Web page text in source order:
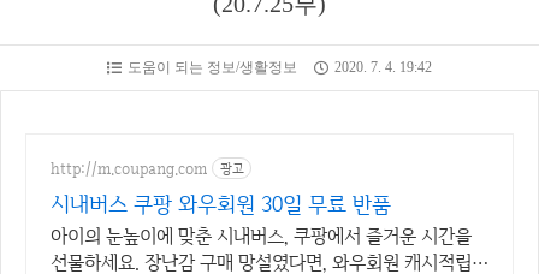
도움이 되는 정보/생활정보 2020. 7. 4. 19:42
http://m.coupang.com 광고
시내버스 쿠팡 와우회원 30일 무료 반품
아이의 눈높이에 맞춘 시내버스, 쿠팡에서 즐거운 시간을
선물하세요. 장난감 구매 망설였다면, 와우회원 캐시적립으